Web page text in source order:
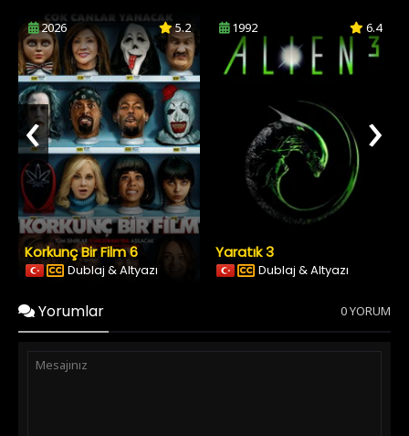
2026 5.2
Korkunç Bir Film 6
Dublaj & Altyazı
1992 6.4
Yaratık 3
Dublaj & Altyazı
‹ ›
Yorumlar 0 YORUM